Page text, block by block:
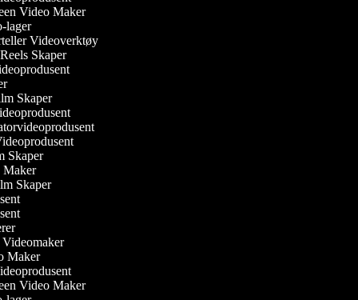
Video Maker
lager
Videoverktøy
Reels Skaper
Skaper
Skaper
Maker
Skaper
Videomaker
Maker
Video Maker